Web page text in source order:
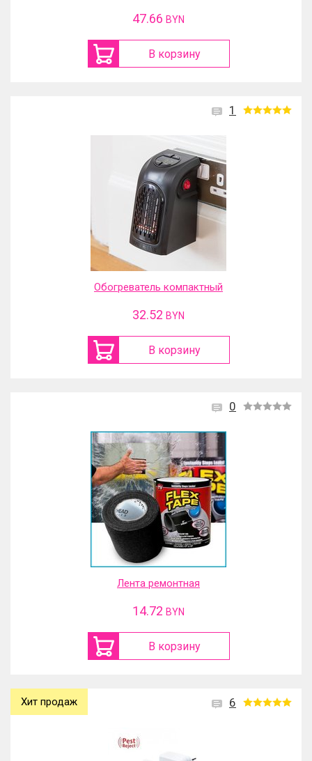
47.66 BYN
В корзину
1
Обогреватель компактный
32.52 BYN
В корзину
0
Лента ремонтная
14.72 BYN
В корзину
6
Хит продаж